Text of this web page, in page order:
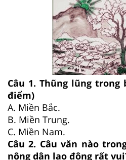
Câu 1. Thũng lũng trong
điểm)
A. Miền Bắc.
B. Miền Trung.
C. Miền Nam.
Câu 2. Câu văn nào
nông dân lao động rất